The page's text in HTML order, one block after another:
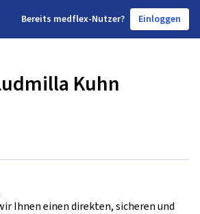
Bereits medflex-Nutzer? Einloggen
Kuhn
Ihnen einen direkten, sicheren und